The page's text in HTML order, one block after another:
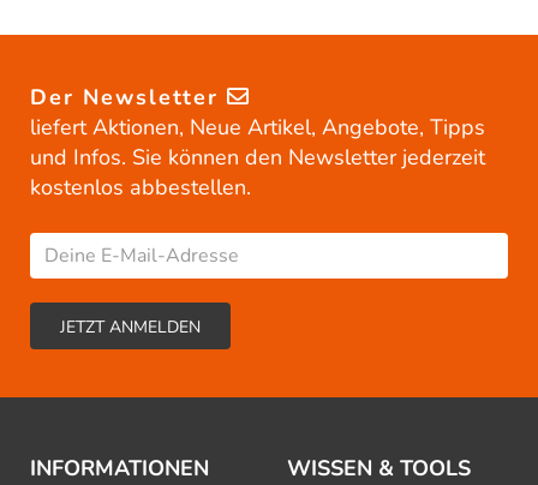
Der Newsletter
liefert Aktionen, Neue Artikel, Angebote, Tipps
und Infos. Sie können den Newsletter jederzeit
kostenlos abbestellen.
INFORMATIONEN WISSEN & TOOLS